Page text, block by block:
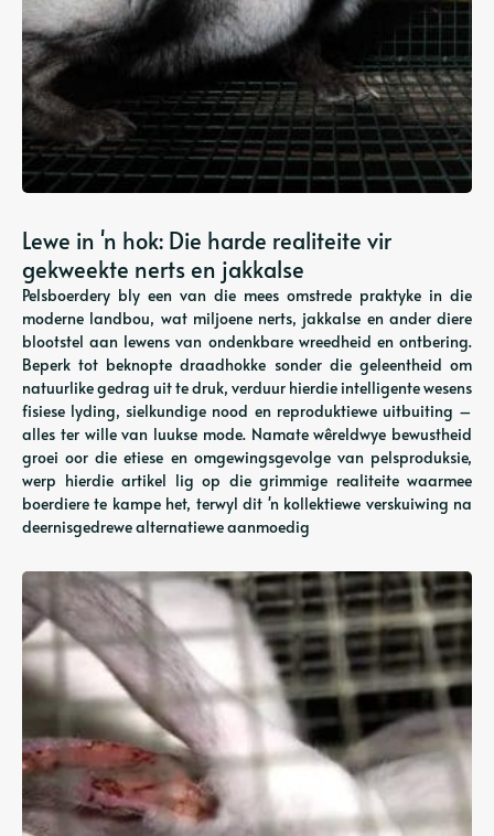
Lewe in 'n hok: Die harde realiteite vir
gekweekte nerts en jakkalse
Pelsboerdery bly een van die mees omstrede praktyke in die
moderne landbou, wat miljoene nerts, jakkalse en ander diere
blootstel aan lewens van ondenkbare wreedheid en ontbering.
Beperk tot beknopte draadhokke sonder die geleentheid om
natuurlike gedrag uit te druk, verduur hierdie intelligente wesens
fisiese lyding, sielkundige nood en reproduktiewe uitbuiting –
alles ter wille van luukse mode. Namate wêreldwye bewustheid
groei oor die etiese en omgewingsgevolge van pelsproduksie,
werp hierdie artikel lig op die grimmige realiteite waarmee
boerdiere te kampe het, terwyl dit 'n kollektiewe verskuiwing na
deernisgedrewe alternatiewe aanmoedig